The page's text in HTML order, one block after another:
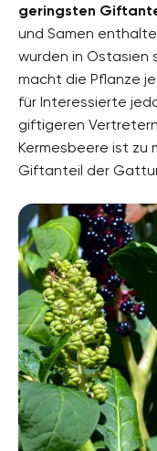
geringsten
und Samen
wurden in Ostasien
macht die Pflanze
für Interessierte
giftigeren
Kermesbeere ist zu
Giftanteil der